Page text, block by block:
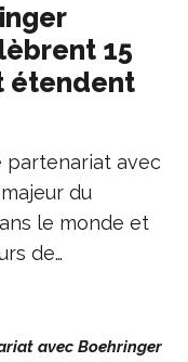
15
étendent
partenariat avec
du
le monde et
de…
avec Boehringer